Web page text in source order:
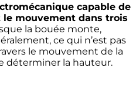
capable de
le mouvement dans trois
la bouée monte,
ce qui n’est pas
le mouvement de la
déterminer la hauteur.